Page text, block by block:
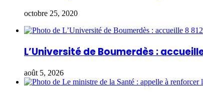
octobre 25, 2020
L’Université de Boumerdès :
août 5, 2026